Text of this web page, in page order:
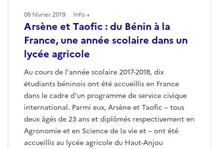
Arsène et Taofic : du Bénin à la
France, une année scolaire dans un
lycée agricole
Au cours de l'année scolaire 2017-2018, dix
étudiants béninois ont été accueillis en France
dans le cadre d'un programme de service civique
international. Parmi eux, Arsène et Taofic – tous
deux âgés de 23 ans et diplômés respectivement en
Agronomie et en Science de la vie et – ont été
accueillis au lycée agricole du Haut-Anjou
06 février 2019 Info +